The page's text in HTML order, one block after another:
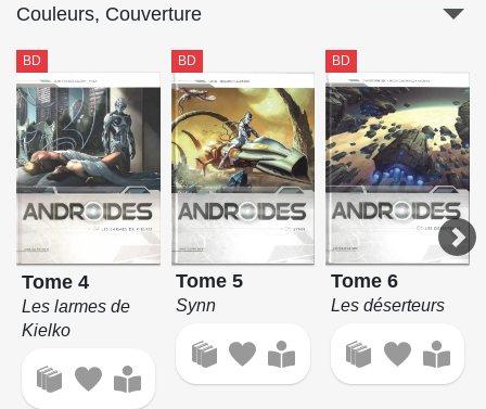
Couleurs, Couverture
BD
Tome 4
Les larmes de
Kielko
BD
Tome 5
Synn
BD
Tome 6
Les déserteurs